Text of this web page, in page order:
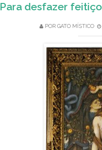
Para desfazer
POR GATO MÍSTICO